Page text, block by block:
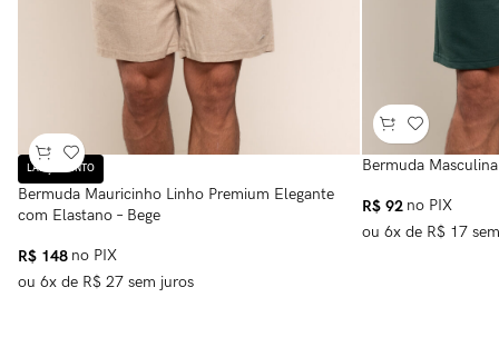
LANÇAMENTO
Bermuda Mauricinho Linho Premium Elegante
com Elastano – Bege
R$ 148 no PIX
ou 6x de R$ 27 sem juros
Bermuda
R$ 92 no PIX
ou6x de R$ 17